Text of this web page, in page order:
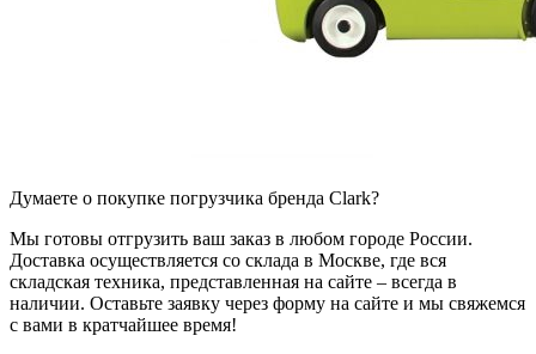
Думаете о покупке погрузчика бренда Clark?
Мы готовы отгрузить ваш заказ в любом городе России.
Доставка осуществляется со склада в Москве, где вся
складская техника, представленная на сайте – всегда в
наличии. Оставьте заявку через форму на сайте и мы свяжемся
с вами в кратчайшее время!